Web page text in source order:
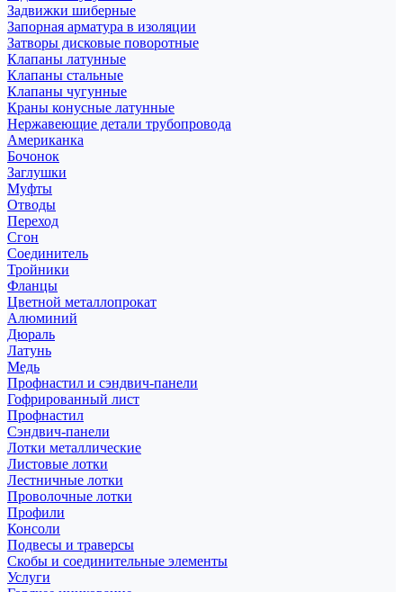
Задвижки шиберные
Запорная арматура в изоляции
Затворы дисковые поворотные
Клапаны латунные
Клапаны стальные
Клапаны чугунные
Краны конусные латунные
Нержавеющие детали трубопровода
Американка
Бочонок
Заглушки
Муфты
Отводы
Переход
Сгон
Соединитель
Тройники
Фланцы
Цветной металлопрокат
Алюминий
Дюраль
Латунь
Медь
Профнастил и сэндвич-панели
Гофрированный лист
Профнастил
Сэндвич-панели
Лотки металлические
Листовые лотки
Лестничные лотки
Проволочные лотки
Профили
Консоли
Подвесы и траверсы
Скобы и соединительные элементы
Услуги